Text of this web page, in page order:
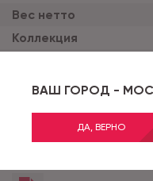
ВАШ ГОРОД -
ДА, ВЕРНО
Вес нетто
Коллекция
Ширина рулона